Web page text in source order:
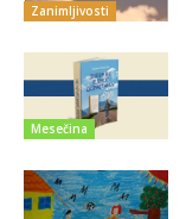
Zanimljivosti
Mesečina